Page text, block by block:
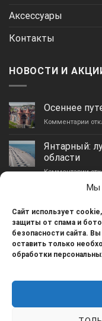
Мы
Сайт использует
защиты от спама и
безопасности сайта.
оставить только
обработки
Аксессуары
Контакты
НОВОСТИ И
Осеннее
Комментарии к
Янтарный:
области
Комментариик
Гурьевск:
Комментариик
Зеленое
Комментариик
—